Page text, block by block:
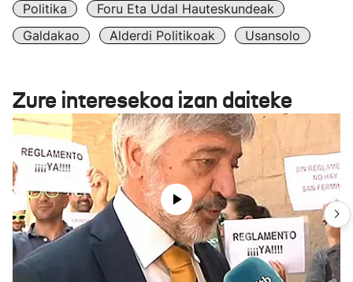
Politika
Foru Eta Udal Hauteskundeak
Galdakao
Alderdi Politikoak Usansolo
Zure interesekoa izan daiteke